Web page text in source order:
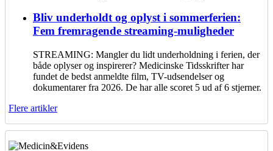
Bliv underholdt og oplyst i sommerferien:
Fem fremragende streaming-muligheder
STREAMING: Mangler du lidt underholdning i ferien, der
både oplyser og inspirerer? Medicinske Tidsskrifter har
fundet de bedst anmeldte film, TV-udsendelser og
dokumentarer fra 2026. De har alle scoret 5 ud af 6 stjerner.
Flere artikler